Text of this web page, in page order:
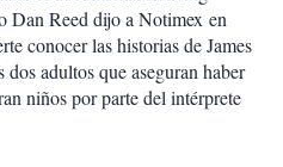
Dan Reed dijo a Notimex en
conocer las historias de James
adultos que aseguran haber
niños por parte del intérprete